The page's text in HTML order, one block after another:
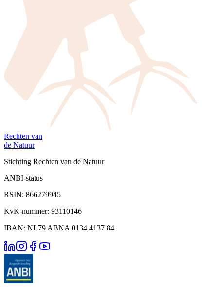
Rechten van
de Natuur
Stichting Rechten van de Natuur
ANBI-status
RSIN: 866279945
KvK-nummer: 93110146
IBAN: NL79 ABNA 0134 4137 84